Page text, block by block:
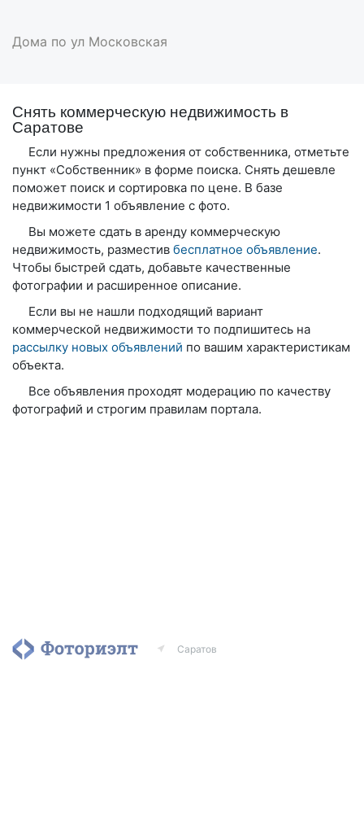
Дома по ул Московская
Снять коммерческую недвижимость в
Саратове
Если нужны предложения от собственника, отметьте
пункт «Собственник» в форме поиска. Снять дешевле
поможет поиск и сортировка по цене. В базе
недвижимости 1 объявление с фото.
Вы можете сдать в аренду коммерческую
недвижимость, разместив бесплатное объявление.
Чтобы быстрей сдать, добавьте качественные
фотографии и расширенное описание.
Если вы не нашли подходящий вариант
коммерческой недвижимости то подпишитесь на
рассылку новых объявлений по вашим характеристикам
объекта.
Все объявления проходят модерацию по качеству
фотографий и строгим правилам портала.
Саратов